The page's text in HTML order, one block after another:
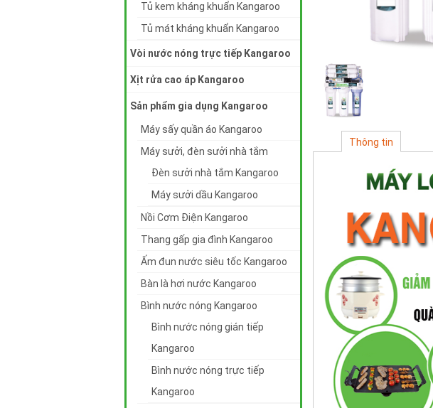
Tủ kem kháng khuẩn Kangaroo
Tủ mát kháng khuẩn Kangaroo
Vòi nước nóng trực tiếp Kangaroo
Xịt rửa cao áp Kangaroo
Sản phẩm gia dụng Kangaroo
Máy sấy quần áo Kangaroo
Máy sưởi, đèn sưởi nhà tắm
Đèn sưởi nhà tắm Kangaroo
Máy sưởi dầu Kangaroo
Nồi Cơm Điện Kangaroo
Thang gấp gia đình Kangaroo
Ấm đun nước siêu tốc Kangaroo
Bàn là hơi nước Kangaroo
Bình nước nóng Kangaroo
Bình nước nóng gián tiếp
Kangaroo
Bình nước nóng trực tiếp
Kangaroo
Thông tin